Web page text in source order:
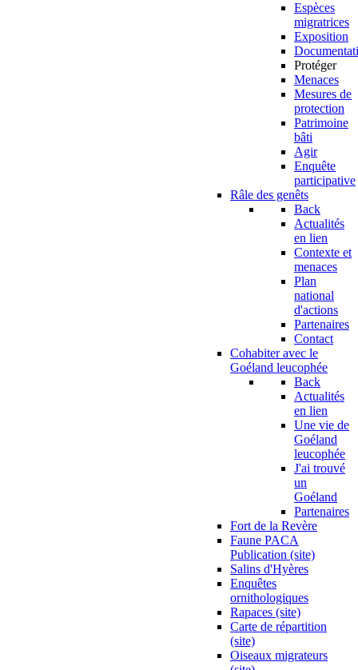
Espèces
migratrices
Exposition
Protéger
Menaces
Mesures de
protection
Patrimoine
bâti
Agir
Enquête
participative
Râle des genêts
Back
Actualités
en lien
Contexte et
menaces
Plan
national
d'actions
Partenaires
Contact
Cohabiter avec le
Goéland leucophée
Back
Actualités
en lien
Une vie de
Goéland
leucophée
J'ai trouvé
un
Goéland
Partenaires
Fort de la Revère
Faune PACA
Publication (site)
Salins d'Hyères
Enquêtes
ornithologiques
Rapaces (site)
Carte de répartition
(site)
Oiseaux migrateurs